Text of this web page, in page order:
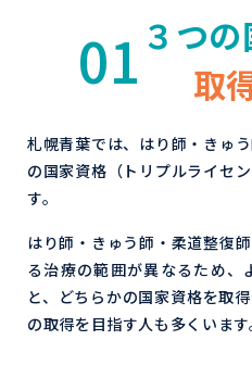
01 ３つ
取
札幌青葉では、はり師・きゅ
の国家資格（トリプルライセ
す。
はり師・きゅう師・柔道整復
る治療の範囲が異なるため、
と、どちらかの国家資格を取
の取得を目指す人も多くいます